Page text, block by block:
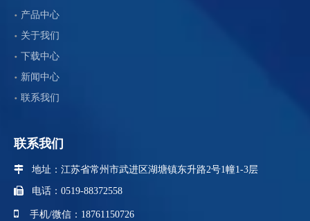
产品中心
关于我们
下载中心
新闻中心
联系我们
联系我们
 地址：江苏省常州市武进区湖塘镇东升路2号1幢1-3层
 电话：0519-88372558
 手机/微信：18761150726